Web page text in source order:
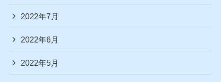
2022年7月
2022年6月
2022年5月